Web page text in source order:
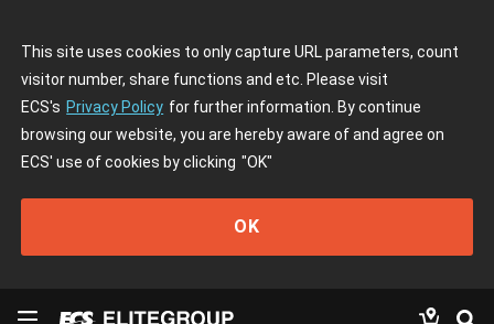
This site uses cookies to only capture URL parameters, count
visitor number, share functions and etc. Please visit
ECS's Privacy Policy for further information. By continue
browsing our website, you are hereby aware of and agree on
ECS' use of cookies by clicking "OK"
OK